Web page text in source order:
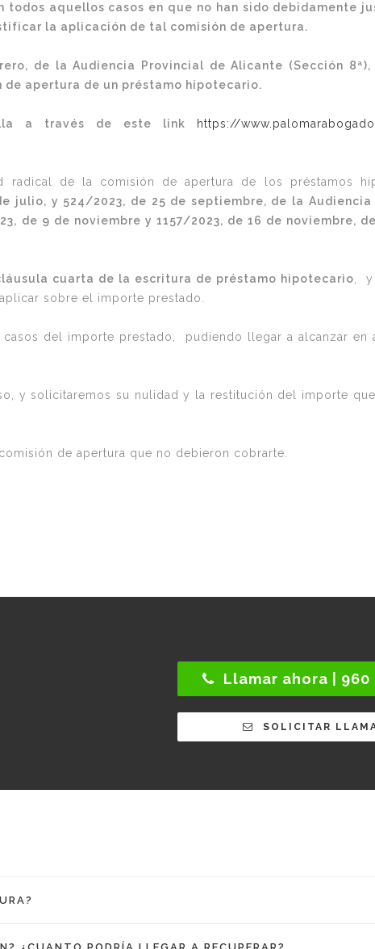
aquellos casos en que no han sido debidamente
la aplicación de tal comisión de apertura.
de la Audiencia Provincial de Alicante (Sección
de apertura de un préstamo hipotecario.
a través de este link
https://
de la comisión de apertura de los préstamos
julio, y 524/2023, de 25 de septiembre, de la
de 9 de noviembre y 1157/2023, de 16 de noviembre,
cuarta de la escritura de préstamo hipotecario ,
sobre el importe prestado.
del importe prestado, pudiendo llegar a alcanzar en
y solicitaremos su nulidad y la restitución del importe
de apertura que no debieron cobrarte.
Llamar ahora | 960
SOLICITAR